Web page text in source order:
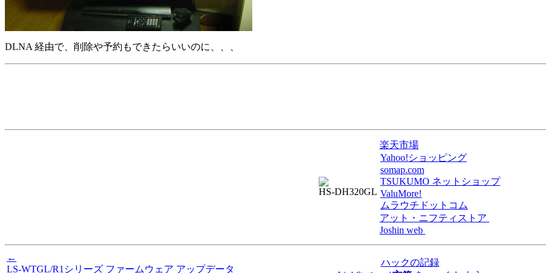
DLNA 経由で、削除や予約もできたらいいのに、、、
HS-DH320GL
楽天市場
Yahoo!ショッピング
somap.com
TSUKUMO ネットショップ
ValuMore!
ムラウチドットコム
アット・ニフティストア
Joshin web
←
LS-WTGL/R1シリーズ ファームウェア アップデータ
ハックの記録